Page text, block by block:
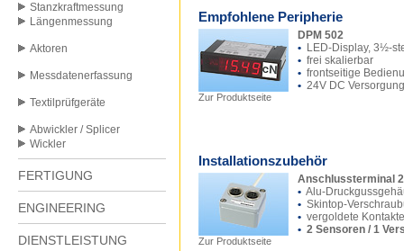
Stanzkraftmessung
Längenmessung
Aktoren
Messdatenerfassung
Textilprüfgeräte
Abwickler / Splicer
Wickler
FERTIGUNG
ENGINEERING
DIENSTLEISTUNG
Empfohlene Peripherie
Zur Produktseite
DPM 502
• LED-Display, 3½-
• frei skalierbar
• frontseitige
• 24V DC Versorgung
Installationszubehör
Zur Produktseite
Anschlussterminal
• Alu-
• Skintop-
• vergoldete Kontakte
• 2 Sensoren / 1